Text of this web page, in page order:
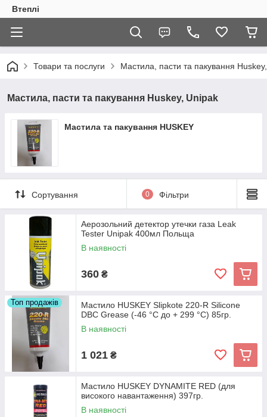
Втеплі
Товари та послуги Мастила, пасти та пакування
Мастила, пасти та пакування Huskey, Unipak
Мастила та пакування HUSKEY
Сортування 0 Фільтри
Аерозольний детектор утечки газа Leak
Tester Unipak 400мл Польща
В наявності
360 ₴
Топ продажів
Мастило HUSKEY Slipkote 220-R Silicone
DBC Grease (-46 °С до + 299 °С) 85гр.
В наявності
1 021 ₴
Мастило HUSKEY DYNAMITE RED (для
високого навантаження) 397гр.
В наявності